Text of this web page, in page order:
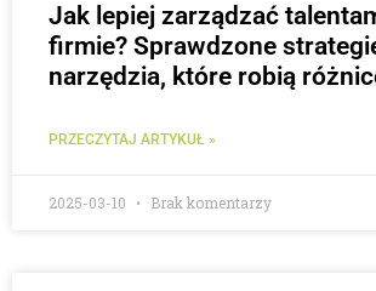
Jak lepiej zarządzać
firmie? Sprawdzone
narzędzia, które robią
PRZECZYTAJ ARTYKUŁ »
2025-03-10 Brak komentarzy